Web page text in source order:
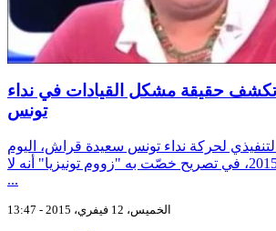
حقيقة مشكل القيادات في نداء
تونس
لحركة نداء تونس سعيدة قراش، اليوم
الخميس 12 فيفري 2015، في تصريح خصّت به "زووم تونيزيا" أنه لا
...
الخميس، 12 فيفري، 2015 - 13:47